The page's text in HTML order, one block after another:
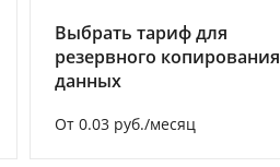
Выбрать тариф для
резервного копирования
данных
От 0.03 руб./месяц